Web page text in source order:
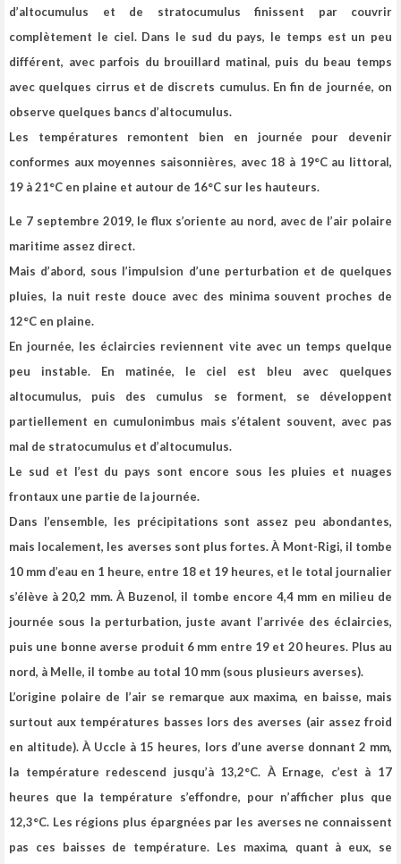
d’altocumulus et de stratocumulus finissent par couvrir
complètement le ciel. Dans le sud du pays, le temps est un peu
différent, avec parfois du brouillard matinal, puis du beau temps
avec quelques cirrus et de discrets cumulus. En fin de journée, on
observe quelques bancs d’altocumulus.
Les températures remontent bien en journée pour devenir
conformes aux moyennes saisonnières, avec 18 à 19°C au littoral,
19 à 21°C en plaine et autour de 16°C sur les hauteurs.
Le 7 septembre 2019, le flux s’oriente au nord, avec de l’air polaire
maritime assez direct.
Mais d’abord, sous l’impulsion d’une perturbation et de quelques
pluies, la nuit reste douce avec des minima souvent proches de
12°C en plaine.
En journée, les éclaircies reviennent vite avec un temps quelque
peu instable. En matinée, le ciel est bleu avec quelques
altocumulus, puis des cumulus se forment, se développent
partiellement en cumulonimbus mais s’étalent souvent, avec pas
mal de stratocumulus et d’altocumulus.
Le sud et l’est du pays sont encore sous les pluies et nuages
frontaux une partie de la journée.
Dans l’ensemble, les précipitations sont assez peu abondantes,
mais localement, les averses sont plus fortes. À Mont-Rigi, il tombe
10 mm d’eau en 1 heure, entre 18 et 19 heures, et le total journalier
s’élève à 20,2 mm. À Buzenol, il tombe encore 4,4 mm en milieu de
journée sous la perturbation, juste avant l’arrivée des éclaircies,
puis une bonne averse produit 6 mm entre 19 et 20 heures. Plus au
nord, à Melle, il tombe au total 10 mm (sous plusieurs averses).
L’origine polaire de l’air se remarque aux maxima, en baisse, mais
surtout aux températures basses lors des averses (air assez froid
en altitude). À Uccle à 15 heures, lors d’une averse donnant 2 mm,
la température redescend jusqu’à 13,2°C. À Ernage, c’est à 17
heures que la température s’effondre, pour n’afficher plus que
12,3°C. Les régions plus épargnées par les averses ne connaissent
pas ces baisses de température. Les maxima, quant à eux, se